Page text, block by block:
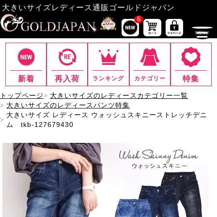
大きいサイズレディース通販ゴールドジャパン
6
新着 再入荷 ランキング カテゴリー 特集
トップページ
大きいサイズのレディースカテゴリー一覧
大きいサイズのレディースパンツ特集
大きいサイズ レディース ウォッシュスキニーストレッチデニ
ム tkb-127679430